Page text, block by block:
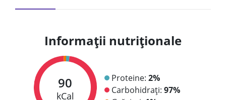
Informații nutriționale
90
kCal
Proteine: 2%
Carbohidrați: 97%